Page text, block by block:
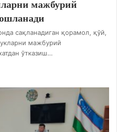
мажбурий
сақланадиган қорамол, қўй,
мажбурий
ўтказиш…